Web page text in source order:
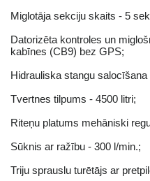
Miglotāja sekciju skaits - 5
Datorizēta kontroles un
kabīnes (CB9) bez GPS;
Hidrauliska stangu salocīšana
Tvertnes tilpums - 4500 litri;
Riteņu platums mehāniski
Sūknis ar ražību - 300 l/min.;
Triju sprauslu turētājs ar